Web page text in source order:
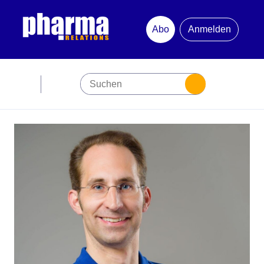
Abo
Anmelden
Premiumpartner